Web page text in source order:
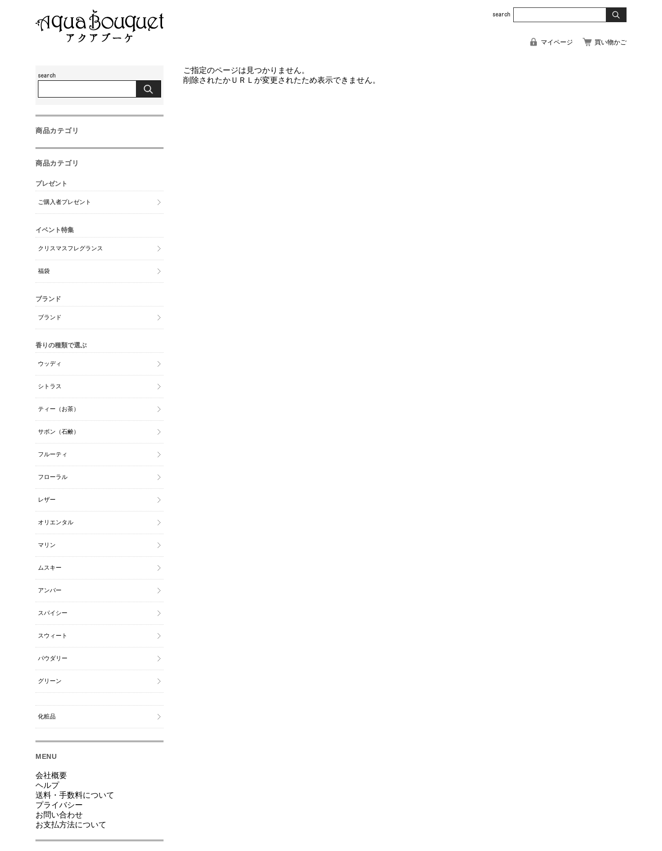
マイページ 買い物かご
ご指定のページは見つかりません。
削除されたかＵＲＬが変更されたため表示できません。
商品カテゴリ
商品カテゴリ
プレゼント
ご購入者プレゼント
イベント特集
クリスマスフレグランス
福袋
ブランド
ブランド
香りの種類で選ぶ
ウッディ
シトラス
ティー（お茶）
サボン（石鹸）
フルーティ
フローラル
レザー
オリエンタル
マリン
ムスキー
アンバー
スパイシー
スウィート
パウダリー
グリーン
化粧品
MENU
会社概要
ヘルプ
送料・手数料について
プライバシー
お問い合わせ
お支払方法について